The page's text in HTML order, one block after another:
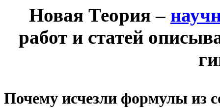
Новая Теория –
работ и статей
Почему исчезли формулы из